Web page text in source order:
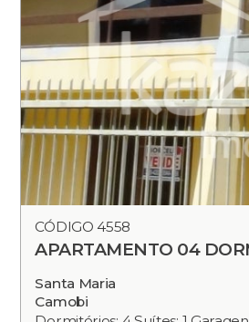
CÓDIGO 4558
APARTAMENTO 04
Santa Maria
Camobi